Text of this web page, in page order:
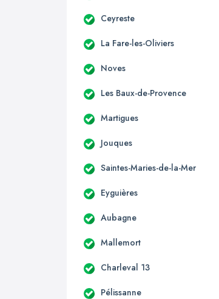
Ceyreste
La Fare-les-Oliviers
Noves
Les Baux-de-Provence
Martigues
Jouques
Saintes-Maries-de-la-Mer
Eyguières
Aubagne
Mallemort
Charleval 13
Pélissanne